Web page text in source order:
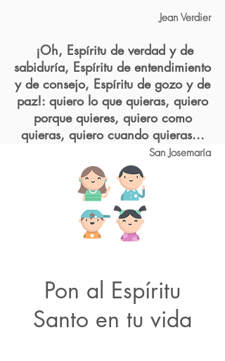
Jean Verdier
¡Oh, Espíritu de verdad y de
sabiduría, Espíritu de entendimiento
y de consejo, Espíritu de gozo y de
paz!: quiero lo que quieras, quiero
porque quieres, quiero como
quieras, quiero cuando quieras...
San Josemaría
Pon al Espíritu
Santo en tu vida